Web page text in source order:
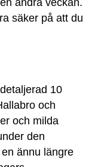
andra veckan.
säker på att du
10
och
och milda
den
ännu längre